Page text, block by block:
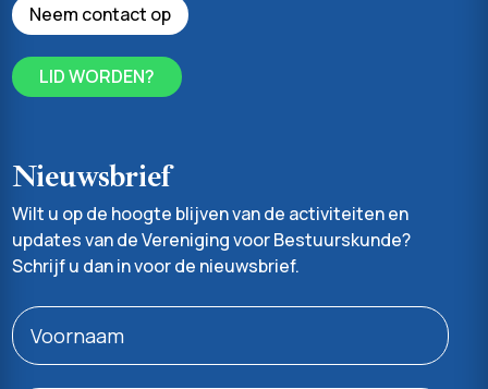
Neem contact op
LID WORDEN?
Nieuwsbrief
Wilt u op de hoogte blijven van de activiteiten en
updates van de Vereniging voor Bestuurskunde?
Schrijf u dan in voor de nieuwsbrief.